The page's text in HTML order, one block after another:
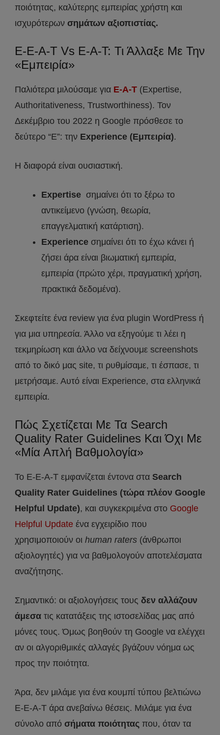
ποιότητας, καλύτερης εμπειρίας χρήστη και
ισχυρότερων σημάτων αξιοπιστίας.
E-E-A-T Vs E-A-T: Τι Άλλαξε Με Την
«Εμπειρία»
Παλιότερα μιλούσαμε για E-A-T (Expertise,
Authoritativeness, Trustworthiness). Τον
Δεκέμβριο του 2022 η Google πρόσθεσε το
δεύτερο “E”: την Experience (Εμπειρία).
Η διαφορά είναι ουσιαστική.
Expertise σημαίνει ότι το ξέρω το
αντικείμενο (γνώση, θεωρία,
επαγγελματική κατάρτιση).
Experience σημαίνει ότι το έχω κάνει ή
ζήσει άρα είναι βιωματική εμπειρία,
εμπειρία (πρώτο χέρι, πραγματική χρήση,
πρακτικά δεδομένα).
Σκεφτείτε ένα review για ένα plugin WordPress ή
για μια υπηρεσία. Άλλο να εξηγούμε τι λέει η
τεκμηρίωση και άλλο να δείχνουμε screenshots
από το δικό μας site, τι ρυθμίσαμε, τι έσπασε, τι
μετρήσαμε. Αυτό είναι Experience, στα ελληνικά
εμπειρία.
Πώς Σχετίζεται Με Τα Search
Quality Rater Guidelines Και Όχι Με
«Μία Απλή Βαθμολογία»
Το E-E-A-T εμφανίζεται έντονα στα Search
Quality Rater Guidelines (τώρα πλέον Google
Helpful Update), και συγκεκριμένα στο Google
Helpful Update ένα εγχειρίδιο που
χρησιμοποιούν οι human raters (άνθρωποι
αξιολογητές) για να βαθμολογούν αποτελέσματα
αναζήτησης.
Σημαντικό: οι αξιολογήσεις τους δεν αλλάζουν
άμεσα τις κατατάξεις της ιστοσελίδας μας από
μόνες τους. Όμως βοηθούν τη Google να ελέγχει
αν οι αλγοριθμικές αλλαγές βγάζουν νόημα ως
προς την ποιότητα.
Άρα, δεν μιλάμε για ένα κουμπί τύπου βελτιώνω
E-E-A-T άρα ανεβαίνω θέσεις. Μιλάμε για ένα
σύνολο από σήματα ποιότητας που, όταν τα